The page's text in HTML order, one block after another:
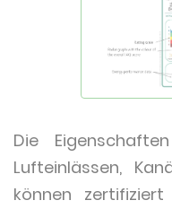
Die
Lufteinlässen,
können